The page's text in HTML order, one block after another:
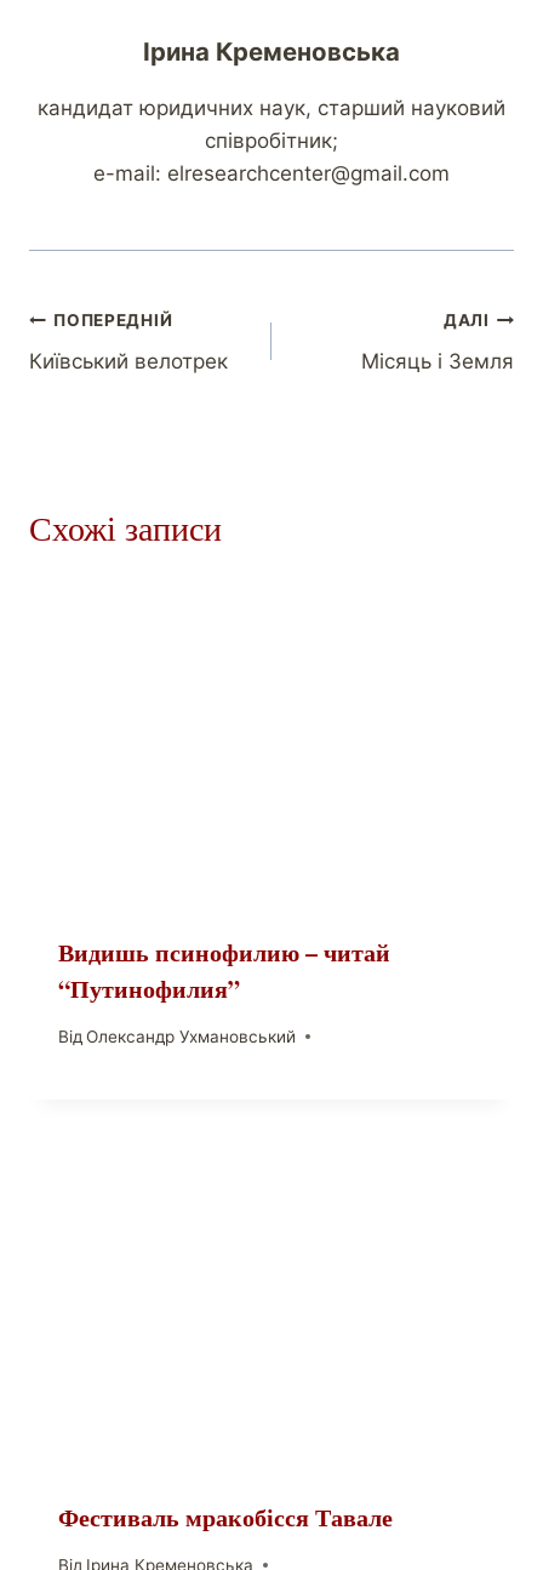
Ірина Кременовська
кандидат юридичних наук, старший науковий
співробітник;
e-mail: elresearchcenter@gmail.com
ПОПЕРЕДНІЙ
Київський велотрек
ДАЛІ
Місяць і Земля
Схожі записи
Видишь псинофилию – читай
“Путинофилия”
Від Олександр Ухмановський
Фестиваль мракобісся Тавале
Від Ірина Кременовська